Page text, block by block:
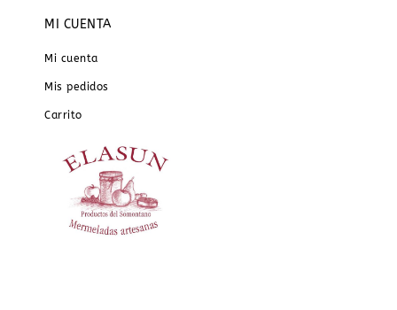
MI CUENTA
Mi cuenta
Mis pedidos
Carrito